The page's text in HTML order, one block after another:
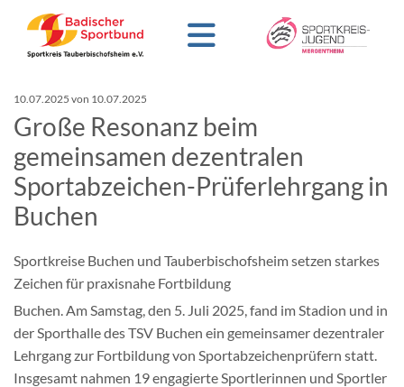
10.07.2025 von 10.07.2025
Große Resonanz beim
gemeinsamen dezentralen
Sportabzeichen-Prüferlehrgang in
Buchen
Sportkreise Buchen und Tauberbischofsheim setzen starkes
Zeichen für praxisnahe Fortbildung
Buchen. Am Samstag, den 5. Juli 2025, fand im Stadion und in
der Sporthalle des TSV Buchen ein gemeinsamer dezentraler
Lehrgang zur Fortbildung von Sportabzeichenprüfern statt.
Insgesamt nahmen 19 engagierte Sportlerinnen und Sportler